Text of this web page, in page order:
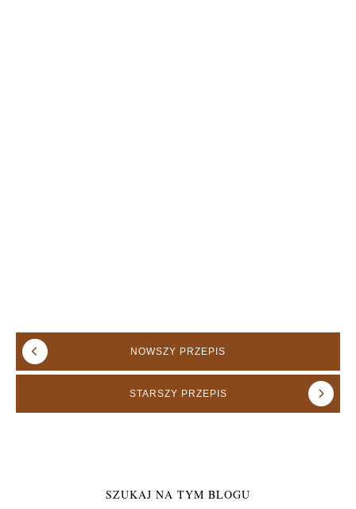
NOWSZY PRZEPIS
STARSZY PRZEPIS
SZUKAJ NA TYM BLOGU